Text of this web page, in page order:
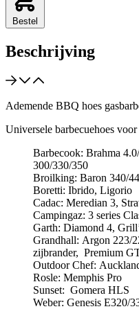
Bestel
Beschrijving
Ademende BBQ hoes
Universele barbecuehoes
Barbecook: Brahma
300/330/350
Broilking: Baron 340/
Boretti: Ibrido, Ligorio
Cadac: Meredian 3,
Campingaz: 3 series
Garth: Diamond 4,
Grandhall: Argon 223/
zijbrander, Premium
Outdoor Chef:
Rosle: Memphis Pro
Sunset: Gomera HLS
Weber: Genesis E320/